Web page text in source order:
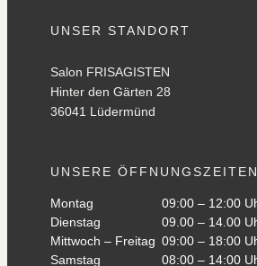
UNSER STANDORT
Salon FRISAGISTEN
Hinter den Gärten 28
36041 Lüdermünd
UNSERE ÖFFNUNGSZEITEN
Montag
Dienstag
Mittwoch – Freitag
Samstag
09:00 – 12:00
09.00 – 14.00
09:00 – 18:00
08:00 – 14:00